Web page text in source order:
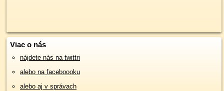
Viac o nás
nájdete nás na twittri
alebo na faceboooku
alebo aj v správach